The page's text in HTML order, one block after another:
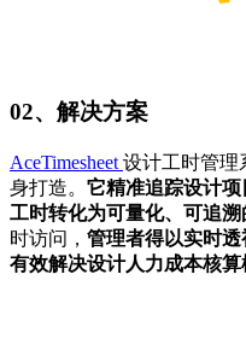
02、解决方案
AceTimesheet 设计工时管理
身打造。 它精准追踪设计
工时转化为可量化、可追溯
时访问， 管理者得以实时透
有效解决设计人力成本核算